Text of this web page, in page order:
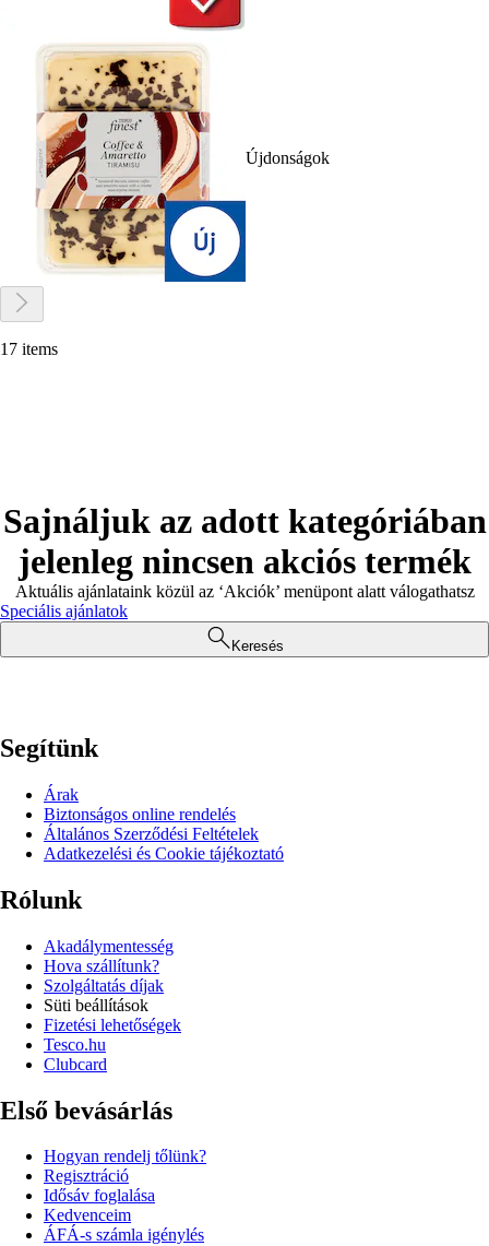
Újdonságok
17 items
Sajnáljuk az adott kategóriában
jelenleg nincsen akciós termék
Aktuális ajánlataink közül az ‘Akciók’ menüpont alatt válogathatsz
Speciális ajánlatok
Keresés
Segítünk
Árak
Biztonságos online rendelés
Általános Szerződési Feltételek
Adatkezelési és Cookie tájékoztató
Rólunk
Akadálymentesség
Hova szállítunk?
Szolgáltatás díjak
Süti beállítások
Fizetési lehetőségek
Tesco.hu
Clubcard
Első bevásárlás
Hogyan rendelj tőlünk?
Regisztráció
Idősáv foglalása
Kedvenceim
ÁFÁ-s számla igénylés